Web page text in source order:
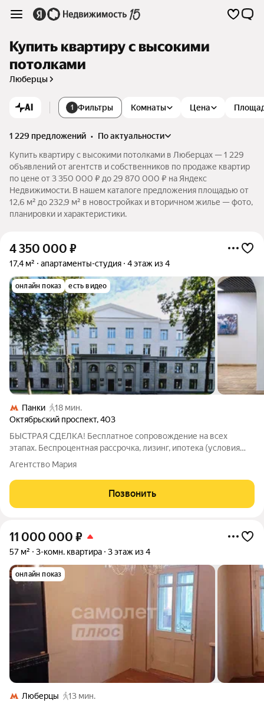
Купить квартиру с высокими
потолками
Люберцы
AI 1 Фильтры Комнаты Цена
1 229 предложений •
по актуальности
Купить квартиру с высокими потолками в Люберцах — 1 229
объявлений от агентств и собственников по продаже квартир
по цене от 3 350 000 ₽ до 29 870 000 ₽ на Яндекс
Недвижимости. В нашем каталоге предложения площадью от
12,6 м² до 232,9 м² в новостройках и вторичном жилье — фото,
планировки и характеристики.
4 350 000 ₽
17,4 м² апартаменты-студия 4 этаж из 4
онлайн показ есть видео
Панки
18 мин.
Октябрьский проспект,403
БЫСТРАЯ СДЕЛКА! Бесплатное сопровождение на всех
этапах. Беспроцентная рассрочка, лизинг, ипотека (условия
уточняйте у менеджера). Лофт-квартал Октябрьский это
выбор для тех, кому важен комфорт, уют, стильные и
современные решения. Тут каждый сможет
Агентство Мария
Позвонить
11 000 000 ₽
57 м² 3-комн. квартира 3 этаж из 4
онлайн показ
Люберцы
13 мин.